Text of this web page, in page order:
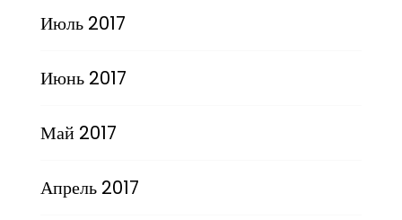
Июль 2017
Июнь 2017
Май 2017
Апрель 2017